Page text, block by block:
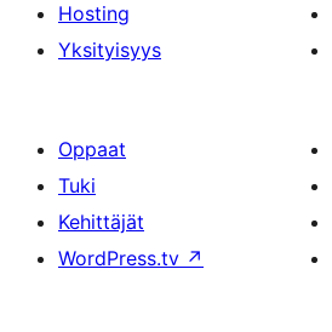
Hosting
Yksityisyys
Oppaat
Tuki
Kehittäjät
WordPress.tv ↗